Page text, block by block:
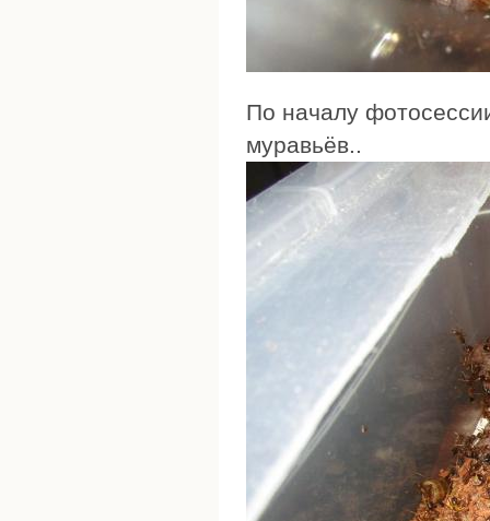
По началу
муравьёв..